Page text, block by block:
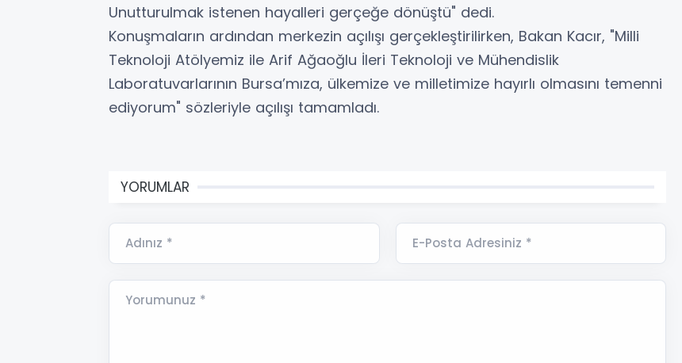
Unutturulmak istenen hayalleri gerçeğe dönüştü" dedi.
Konuşmaların ardından merkezin açılışı gerçekleştirilirken, Bakan Kacır, "Milli
Teknoloji Atölyemiz ile Arif Ağaoğlu İleri Teknoloji ve Mühendislik
Laboratuvarlarının Bursa’mıza, ülkemize ve milletimize hayırlı olmasını temenni
ediyorum" sözleriyle açılışı tamamladı.
YORUMLAR
Adınız * E-Posta Adresiniz *
Yorumunuz *